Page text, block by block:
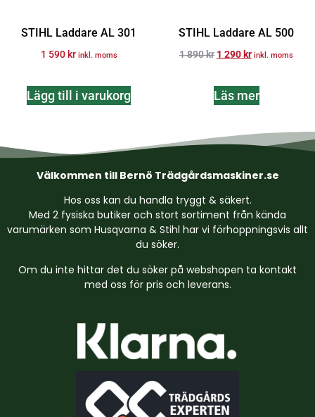
STIHL Laddare AL 301
1 590 kr inkl. moms
Lägg till i varukorg
STIHL Laddare AL 500
1 890kr 1 290 kr inkl. moms
Läs mer
Välkommen till Bernö Trädgårdsmaskiner.se
Hos oss kan du handla tryggt & säkert.
Med 2 fysiska butiker och stort sortiment från kända
varumärken som Husqvarna & Stihl har vi förhoppningsvis allt
du söker.
Om du inte hittar det du söker på webshopen ta kontakt
med oss för pris och leverans.